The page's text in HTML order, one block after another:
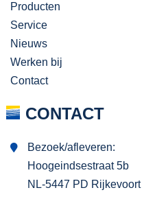
Producten
Service
Nieuws
Werken bij
Contact
CONTACT
Bezoek/afleveren:
Hoogeindsestraat 5b
NL-5447 PD Rijkevoort